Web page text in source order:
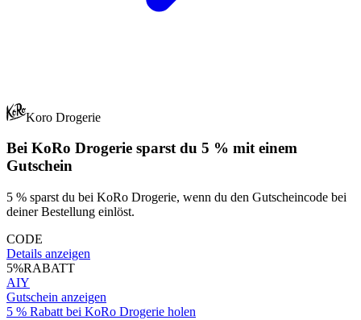
Koro Drogerie
Bei KoRo Drogerie sparst du 5 % mit einem
Gutschein
5 % sparst du bei KoRo Drogerie, wenn du den Gutscheincode bei
deiner Bestellung einlöst.
CODE
Details anzeigen
5%RABATT
AIY
Gutschein anzeigen
5 % Rabatt bei KoRo Drogerie holen